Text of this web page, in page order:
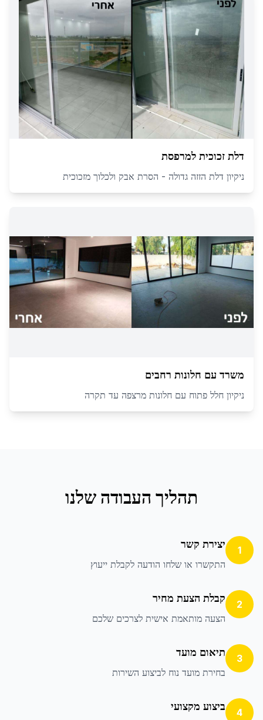
דלת זכוכית למרפסת
ניקיון דלת הזזה גדולה - הסרת אבק ולכלוך מזכוכית
משרד עם חלונות רחבים
ניקיון חלל פתוח עם חלונות מרצפה עד תקרה
תהליך העבודה שלנו
1 יצירת קשר
התקשרו או שלחו הודעה לקבלת ייעוץ
2 קבלת הצעת מחיר
הצעה מותאמת אישית לצרכים שלכם
3 תיאום מועד
בחירת מועד נוח לביצוע השירות
4 ביצוע מקצועי